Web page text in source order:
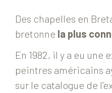
Des chapelles en
bretonne la plus
En 1982, il y a eu
peintres américains
sur le catalogue de